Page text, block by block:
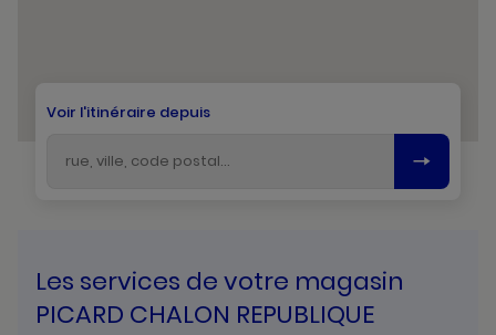
Voir l'itinéraire depuis
Les services de votre magasin
PICARD CHALON REPUBLIQUE